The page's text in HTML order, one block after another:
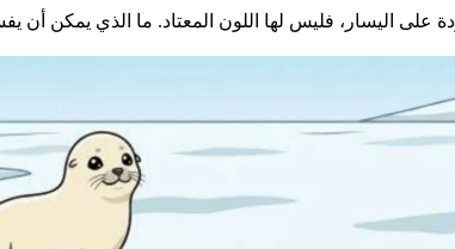
على اليسار، فليس لها اللون المعتاد. ما الذي يمكن أن